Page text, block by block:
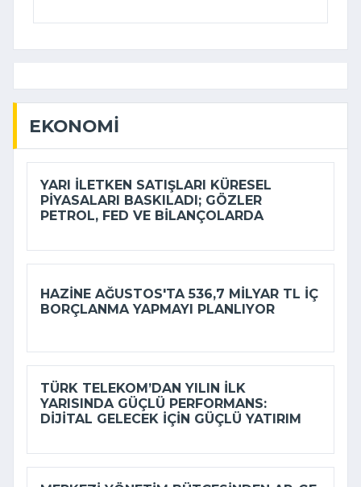
EKONOMI
YARI ILETKEN SATIŞLARI KÜRESEL
PIYASALARI BASKILADI; GÖZLER
PETROL, FED VE BILANÇOLARDA
HAZINE AĞUSTOS'TA 536,7 MILYAR TL IÇ
BORÇLANMA YAPMAYI PLANLIYOR
TÜRK TELEKOM’DAN YILIN ILK
YARISINDA GÜÇLÜ PERFORMANS:
DIJITAL GELECEK IÇIN GÜÇLÜ YATIRIM